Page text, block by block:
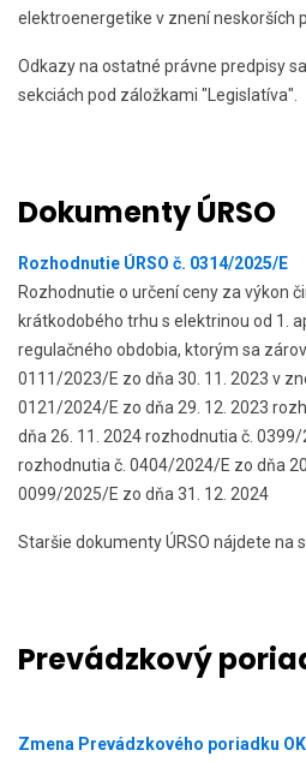
elektroenergetike v znení neskorších
Odkazy na ostatné právne predpisy
sekciách pod záložkami "Legislatíva".
Dokumenty ÚRSO
Rozhodnutie ÚRSO č. 0314/2025/E
Rozhodnutie o určení ceny za výkon
krátkodobého trhu s elektrinou od 1.
regulačného obdobia, ktorým sa
0111/2023/E zo dňa 30. 11. 2023 v
0121/2024/E zo dňa 29. 12. 2023
dňa 26. 11. 2024 rozhodnutia č.
rozhodnutia č. 0404/2024/E zo dňa
0099/2025/E zo dňa 31. 12. 2024
Staršie dokumenty ÚRSO nájdete na
Prevádzkový
Zmena Prevádzkového poriadku